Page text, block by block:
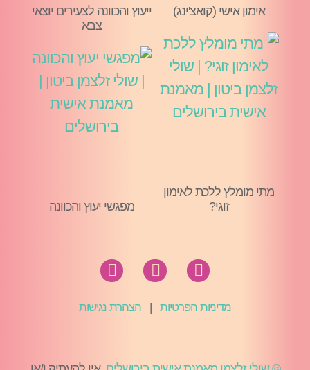
אימון אישי (קואצ'ינג)
מתי מומלץ ללכת לאימון
זוגי?
ייעוץ והכוונה לצעירים יוצאי
צבא
מפגשי יעוץ והכוונה
מדיניות הפרטיות הצהרת נגישות